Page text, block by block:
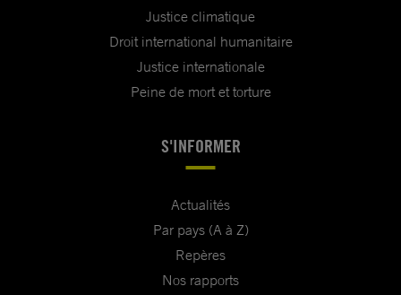
Justice climatique
Droit international humanitaire
Justice internationale
Peine de mort et torture
S'INFORMER
Actualités
Par pays (A à Z)
Repères
Nos rapports